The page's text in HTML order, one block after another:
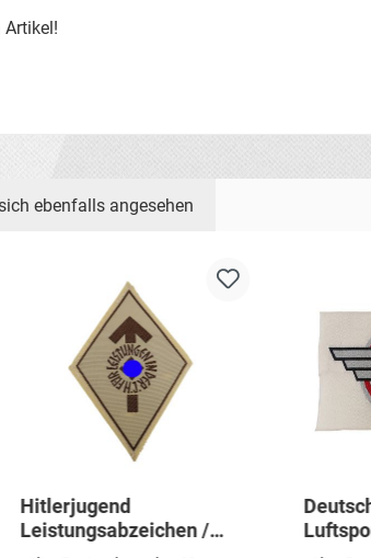
Artikel!
ebenfalls angesehen
Hitlerjugend
Leistungsabzeichen /